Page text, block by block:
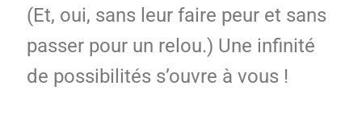
(Et, oui, sans leur faire peur et sans
passer pour un relou.) Une infinité
de possibilités s’ouvre à vous !